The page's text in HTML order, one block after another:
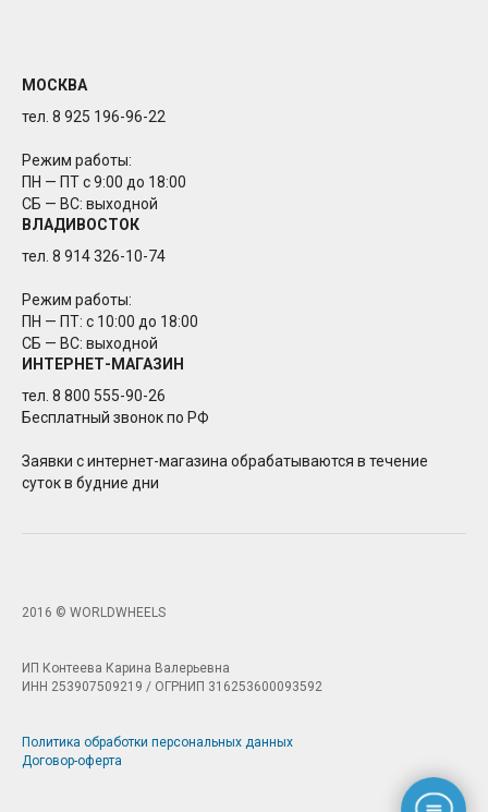
МОСКВА
тел. 8 925 196-96-22
Режим работы:
ПН — ПТ с 9:00 до 18:00
СБ — ВС: выходной
ВЛАДИВОСТОК
тел. 8 914 326-10-74
Режим работы:
ПН — ПТ: с 10:00 до 18:00
СБ — ВС: выходной
ИНТЕРНЕТ-МАГАЗИН
тел. 8 800 555-90-26
Бесплатный звонок по РФ
Заявки с интернет-магазина обрабатываются в течение
суток в будние дни
2016 © WORLDWHEELS
ИП Контеева Карина Валерьевна
ИНН 253907509219 / ОГРНИП 316253600093592
Политика обработки персональных данных
Договор-оферта